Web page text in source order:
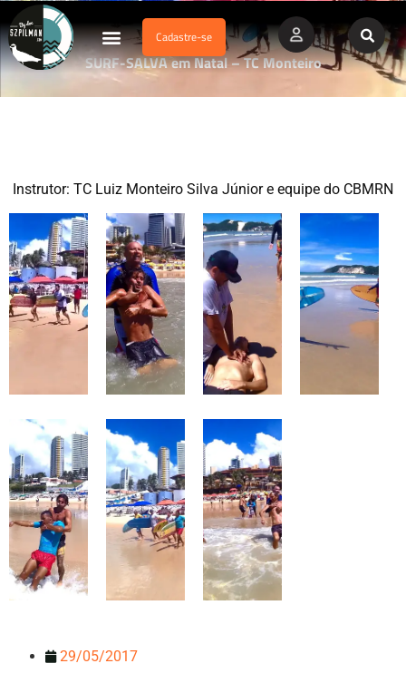
Cadastre-se
SURF-SALVA em Natal – TC Monteiro
Instrutor: TC Luiz Monteiro Silva Júnior e equipe do CBMRN
29/05/2017